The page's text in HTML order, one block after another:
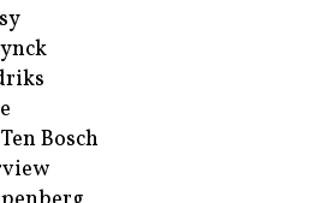
Bosch